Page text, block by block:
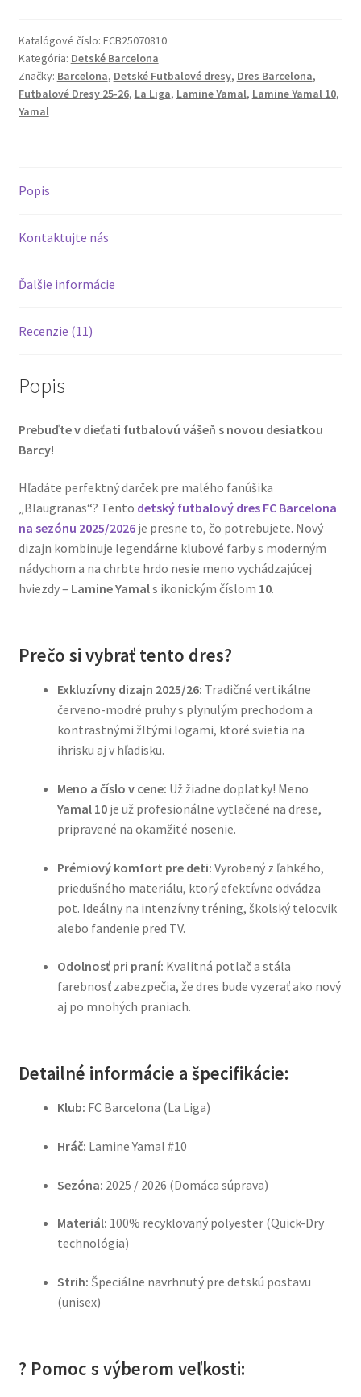
26
Domáci
Dres
Lamine
Yamal
Katalógové číslo: FCB25070810
Kategória: Detské Barcelona
Značky: Barcelona, Detské Futbalové dresy, Dres Barcelona,
Futbalové Dresy 25-26, La Liga, Lamine Yamal, Lamine Yamal 10,
Yamal
Popis
Kontaktujte nás
Ďalšie informácie
Recenzie (11)
Popis
Prebuďte v dieťati futbalovú vášeň s novou desiatkou
Barcy!
Hľadáte perfektný darček pre malého fanúšika
„Blaugranas“? Tento detský futbalový dres FC Barcelona
na sezónu 2025/2026je presne to, čo potrebujete. Nový
dizajn kombinuje legendárne klubové farby s moderným
nádychom a na chrbte hrdo nesie meno vychádzajúcej
hviezdy – Lamine Yamals ikonickým číslom 10.
Prečo si vybrať tento dres?
Exkluzívny dizajn 2025/26: Tradičné vertikálne
červeno-modré pruhy s plynulým prechodom a
kontrastnými žltými logami, ktoré svietia na
ihrisku aj v hľadisku.
Meno a číslo v cene: Už žiadne doplatky! Meno
Yamal 10je už profesionálne vytlačené na drese,
pripravené na okamžité nosenie.
Prémiový komfort pre deti: Vyrobený z ľahkého,
priedušného materiálu, ktorý efektívne odvádza
pot. Ideálny na intenzívny tréning, školský telocvik
alebo fandenie pred TV.
Odolnosť pri praní: Kvalitná potlač a stála
farebnosť zabezpečia, že dres bude vyzerať ako nový
aj po mnohých praniach.
Detailné informácie a špecifikácie:
Klub: FC Barcelona (La Liga)
Hráč: Lamine Yamal #10
Sezóna: 2025 / 2026 (Domáca súprava)
Materiál: 100% recyklovaný polyester (Quick-Dry
technológia)
Strih: Špeciálne navrhnutý pre detskú postavu
(unisex)
? Pomoc s výberom veľkosti: